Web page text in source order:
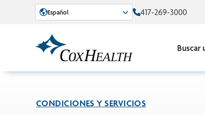
Skip to Main Content
Español 417-269-3000
Buscar
CONDICIONES Y SERVICIOS